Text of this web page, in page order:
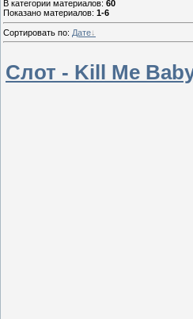
В категории материалов: 60
Показано материалов: 1-6
Сортировать по: Дате
Слот - Kill Me